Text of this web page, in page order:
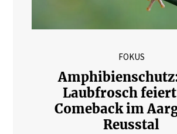
FOKUS
Laubfrosch
Comeback im
Reusstal